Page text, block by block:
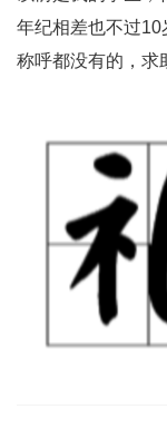
年纪相差也不过10
称呼都没有的，求